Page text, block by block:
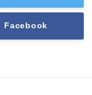
Facebook